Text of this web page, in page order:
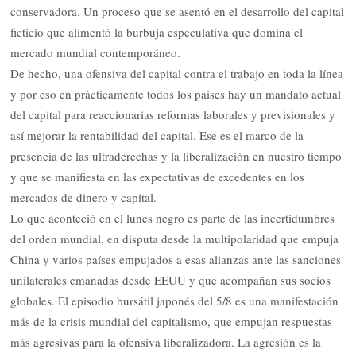
conservadora. Un proceso que se asentó en el desarrollo del capital
ficticio que alimentó la burbuja especulativa que domina el
mercado mundial contemporáneo.
De hecho, una ofensiva del capital contra el trabajo en toda la línea
y por eso en prácticamente todos los países hay un mandato actual
del capital para reaccionarias reformas laborales y previsionales y
así mejorar la rentabilidad del capital. Ese es el marco de la
presencia de las ultraderechas y la liberalización en nuestro tiempo
y que se manifiesta en las expectativas de excedentes en los
mercados de dinero y capital.
Lo que aconteció en el lunes negro es parte de las incertidumbres
del orden mundial, en disputa desde la multipolaridad que empuja
China y varios países empujados a esas alianzas ante las sanciones
unilaterales emanadas desde EEUU y que acompañan sus socios
globales. El episodio bursátil japonés del 5/8 es una manifestación
más de la crisis mundial del capitalismo, que empujan respuestas
más agresivas para la ofensiva liberalizadora. La agresión es la